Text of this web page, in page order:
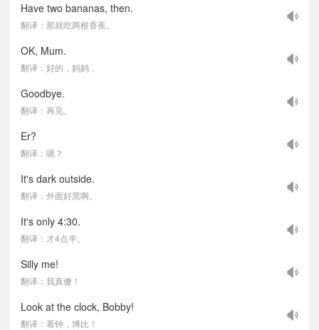
Have two bananas, then.
翻译：那就吃两根香蕉。
OK, Mum.
翻译：好的，妈妈，
Goodbye.
翻译：再见。
Er?
翻译：嗯？
It's dark outside.
翻译：外面好黑啊。
It's only 4:30.
翻译：才4点半。
Silly me!
翻译：我真傻！
Look at the clock, Bobby!
翻译：看钟，博比！